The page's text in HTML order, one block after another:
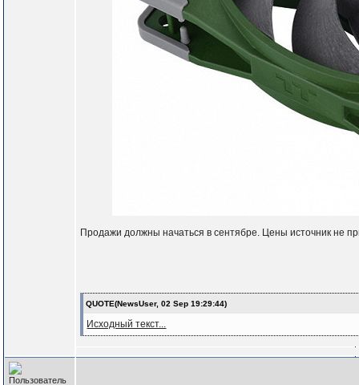
Продажи должны начаться в сентябре. Цены источник не
QUOTE(NewsUser, 02 Sep 19:29:44)
Исходный текст...